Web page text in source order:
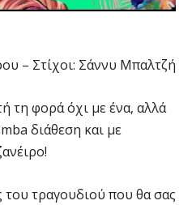
– Στίχοι: Σάννυ Μπαλτζή
τη φορά όχι με ένα, αλλά
διάθεση και με
του τραγουδιού που θα σας